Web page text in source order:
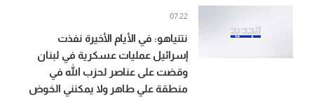
نتنياهو: في الأيام الأخيرة نفذت
إسرائيل عمليات عسكرية في لبنان
وقضت على عناصر لحزب الله في
منطقة علي طاهر ولا يمكنني الخوض
07:22